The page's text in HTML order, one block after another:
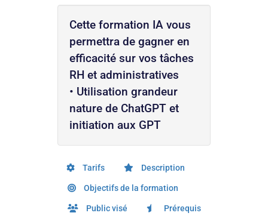
Cette formation IA vous
permettra de gagner en
efficacité sur vos tâches
RH et administratives
• Utilisation grandeur
nature de ChatGPT et
initiation aux GPT
Tarifs Description
Objectifs de la formation
Public visé Prérequis